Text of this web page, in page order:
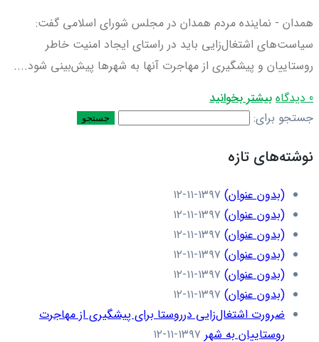
همدان - نماینده مردم همدان در مجلس شورای اسلامی گفت:
سیاست‌های اشتغال‌زایی باید در راستای ایجاد امنیت خاطر
روستاییان و پیشگیری از مهاجرت آنها به شهرها پیش‌بینی شود....
0 دیدگاه
بیشتر بخوانید
جستجو برای:
نوشته‌های تازه
(بدون عنوان) ۱۳۹۷-۱۱-۱۲
(بدون عنوان) ۱۳۹۷-۱۱-۱۲
(بدون عنوان) ۱۳۹۷-۱۱-۱۲
(بدون عنوان) ۱۳۹۷-۱۱-۱۲
(بدون عنوان) ۱۳۹۷-۱۱-۱۲
(بدون عنوان) ۱۳۹۷-۱۱-۱۲
ضرورت اشتغال‌زایی درروستا برای پیشگیری از مهاجرت
روستاییان به شهر ۱۳۹۷-۱۱-۱۲